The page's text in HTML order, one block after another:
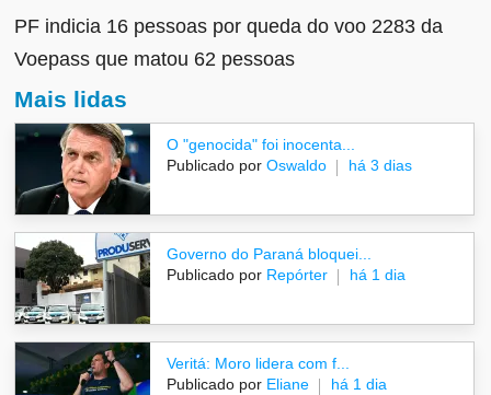
PF indicia 16 pessoas por queda do voo 2283 da
Voepass que matou 62 pessoas
Mais lidas
O "genocida" foi inocenta...
Publicado por Oswaldo há 3 dias
Governo do Paraná bloquei...
Publicado por Repórter há 1 dia
Veritá: Moro lidera com f...
Publicado por Eliane há 1 dia